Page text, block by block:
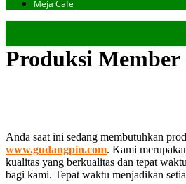
Meja Cafe
Produksi
Anda saat ini sedang membutuhkan
www.gudangpin.com. Kami
kualitas yang berkualitas dan tepat
bagi kami. Tepat waktu menjadikan